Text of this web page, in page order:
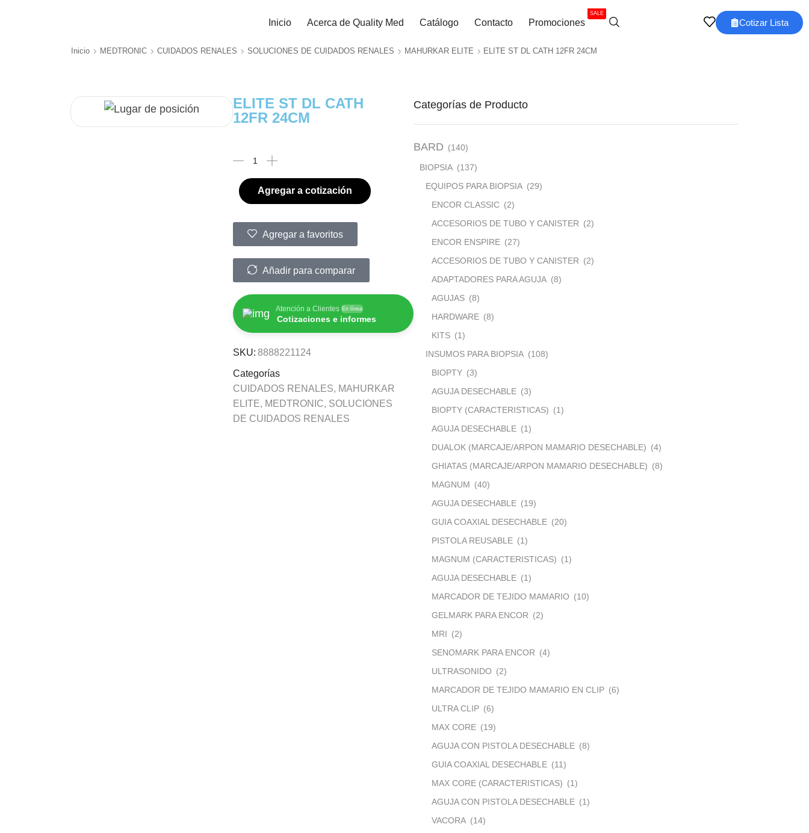
Inicio Acerca de Quality Med Catálogo Contacto Promociones
SALE
Cotizar Lista
Inicio MEDTRONIC CUIDADOS RENALES SOLUCIONES DE CUIDADOS RENALES MAHURKAR ELITE ELITE ST DL CATH 12FR 24CM
ELITE ST DL CATH
12FR 24CM
Agregar a cotización
Agregar a favoritos
Añadir para comparar
Atención a Clientes En línea
Cotizaciones e informes
SKU: 8888221124
Categorías
CUIDADOS RENALES, MAHURKAR
ELITE, MEDTRONIC, SOLUCIONES
DE CUIDADOS RENALES
Categorías de Producto
BARD (140)
BIOPSIA (137)
EQUIPOS PARA BIOPSIA (29)
ENCOR CLASSIC (2)
ACCESORIOS DE TUBO Y CANISTER (2)
ENCOR ENSPIRE (27)
ACCESORIOS DE TUBO Y CANISTER (2)
ADAPTADORES PARA AGUJA (8)
AGUJAS (8)
HARDWARE (8)
KITS (1)
INSUMOS PARA BIOPSIA (108)
BIOPTY (3)
AGUJA DESECHABLE (3)
BIOPTY (CARACTERISTICAS) (1)
AGUJA DESECHABLE (1)
DUALOK (MARCAJE/ARPON MAMARIO DESECHABLE) (4)
GHIATAS (MARCAJE/ARPON MAMARIO DESECHABLE) (8)
MAGNUM (40)
AGUJA DESECHABLE (19)
GUIA COAXIAL DESECHABLE (20)
PISTOLA REUSABLE (1)
MAGNUM (CARACTERISTICAS) (1)
AGUJA DESECHABLE (1)
MARCADOR DE TEJIDO MAMARIO (10)
GELMARK PARA ENCOR (2)
MRI (2)
SENOMARK PARA ENCOR (4)
ULTRASONIDO (2)
MARCADOR DE TEJIDO MAMARIO EN CLIP (6)
ULTRA CLIP (6)
MAX CORE (19)
AGUJA CON PISTOLA DESECHABLE (8)
GUIA COAXIAL DESECHABLE (11)
MAX CORE (CARACTERISTICAS) (1)
AGUJA CON PISTOLA DESECHABLE (1)
VACORA (14)